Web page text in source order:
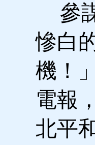
參
慘白
機！
電報
北平